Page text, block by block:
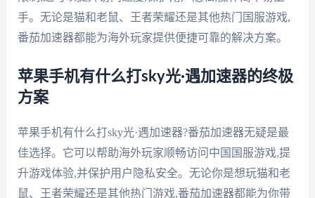
手。无论是猫和老鼠、王者荣耀还是其他热门国服游戏,
番茄加速器都能为海外玩家提供便捷可靠的解决方案。
苹果手机有什么打sky光·遇加速器的终极
方案
苹果手机有什么打sky光·遇加速器?番茄加速器无疑是最
佳选择。它可以帮助海外玩家顺畅访问中国国服游戏,提
升游戏体验,并保护用户隐私安全。无论你是想玩猫和老
鼠、王者荣耀还是其他热门游戏,番茄加速器都能为你带